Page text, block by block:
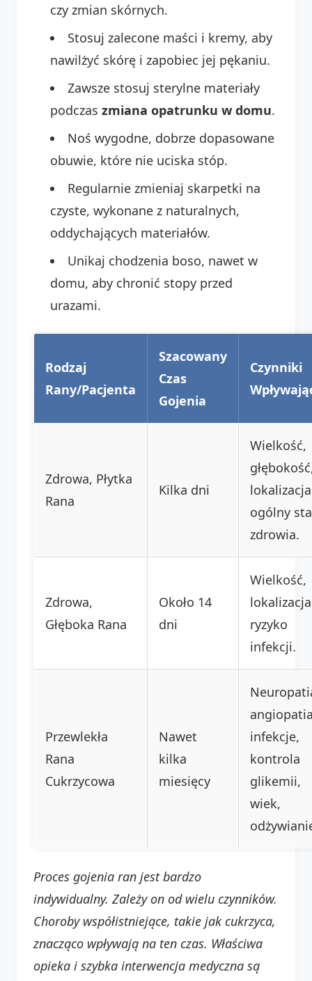
czy zmian skórnych.
Stosuj zalecone maści i kremy, aby
nawilżyć skórę i zapobiec jej pękaniu.
Zawsze stosuj sterylne materiały
podczas zmiana opatrunku w domu.
Noś wygodne, dobrze dopasowane
obuwie, które nie uciska stóp.
Regularnie zmieniaj skarpetki na
czyste, wykonane z naturalnych,
oddychających materiałów.
Unikaj chodzenia boso, nawet w
domu, aby chronić stopy przed
urazami.
Rodzaj
Rany/Pacjenta
Szacowany
Czas
Gojenia
Czynniki
Zdrowa, Płytka
Rana
Kilka dni
Wielkość,
ogólny
zdrowia.
Zdrowa,
Głęboka Rana
Około 14
dni
Wielkość,
ryzyko
infekcji.
Przewlekła
Rana
Cukrzycowa
Nawet
kilka
miesięcy
infekcje,
kontrola
glikemii,
wiek,
Proces gojenia ran jest bardzo
indywidualny. Zależy on od wielu czynników.
Choroby współistniejące, takie jak cukrzyca,
znacząco wpływają na ten czas. Właściwa
opieka i szybka interwencja medyczna są